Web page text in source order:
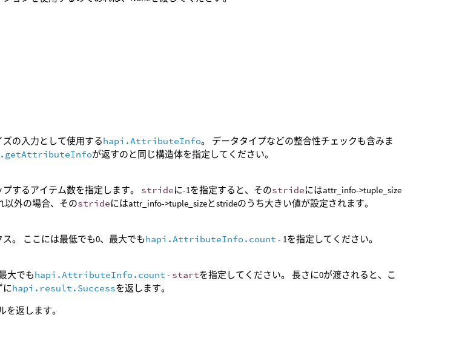
の入力として使用するhapi.AttributeInfo。 データタイプなどの整合性チェックも含みま
が返すのと同じ構造体を指定してください。
するアイテム数を指定します。 strideに-1を指定すると、そのstrideにはattr_info->tuple_size
以外の場合、そのstrideにはattr_info->tuple_sizeとstrideのうち大きい値が設定されます。
。 ここには最低でも0、最大でもhapi.AttributeInfo.count - 1を指定してください。
大でもhapi.AttributeInfo.count - startを指定してください。 長さに0が渡されると、こ
にhapi.result.Successを返します。
を返します。